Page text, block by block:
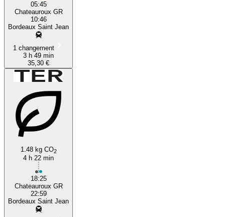
05:45
Chateauroux GR
10:46
Bordeaux Saint Jean
1 changement
3 h 49 min
35,30 €
1.48 kg CO2
4 h 22 min
18:25
Chateauroux GR
22:59
Bordeaux Saint Jean